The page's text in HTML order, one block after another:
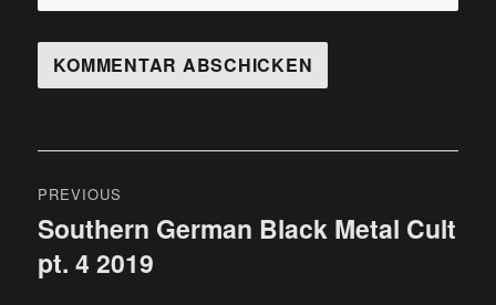
PREVIOUS
Previous
post:
Southern German Black Metal Cult
pt. 4 2019